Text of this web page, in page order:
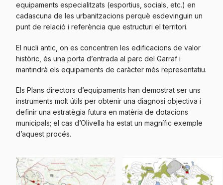
equipaments especialitzats (esportius, socials, etc.) en
cadascuna de les urbanitzacions perquè esdevinguin un
punt de relació i referència que estructuri el territori.
El nucli antic, on es concentren les edificacions de valor
històric, és una porta d’entrada al parc del Garraf i
mantindrà els equipaments de caràcter més representatiu.
Els Plans directors d’equipaments han demostrat ser uns
instruments molt útils per obtenir una diagnosi objectiva i
definir una estratègia futura en matèria de dotacions
municipals; el cas d’Olivella ha estat un magnífic exemple
d’aquest procés.